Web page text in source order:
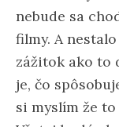
nebude sa
filmy. A
zážitok ako to
je, čo
si myslím že